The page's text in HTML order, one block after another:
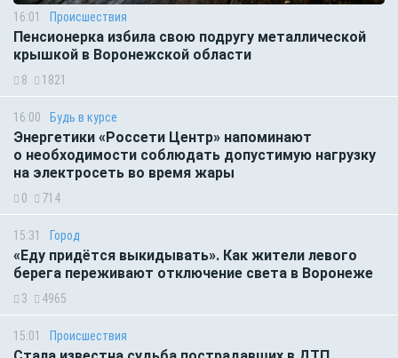
16:01 Происшествия
Пенсионерка избила свою подругу металлической
крышкой в Воронежской области
8 1821
16:00 Будь в курсе
Энергетики «Россети Центр» напоминают
о необходимости соблюдать допустимую нагрузку
на электросеть во время жары
0 714
15:31 Город
«Еду придётся выкидывать». Как жители левого
берега переживают отключение света в Воронеже
3 4965
15:01 Происшествия